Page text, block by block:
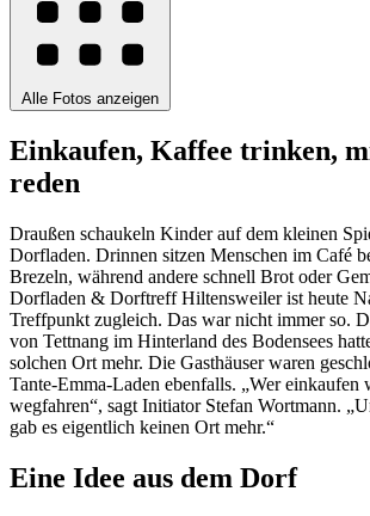
Alle Fotos anzeigen
Einkaufen, Kaffee trinken,
reden
Draußen schaukeln Kinder auf dem kleinen
Dorfladen. Drinnen sitzen Menschen im Café
Brezeln, während andere schnell Brot oder
Dorfladen & Dorftreff Hiltensweiler ist heute
Treffpunkt zugleich. Das war nicht immer so.
von Tettnang im Hinterland des Bodensees
solchen Ort mehr. Die Gasthäuser waren
Tante-Emma-Laden ebenfalls. „Wer einkaufen
wegfahren“, sagt Initiator Stefan Wortmann.
gab es eigentlich keinen Ort mehr.“
Eine Idee aus dem Dorf